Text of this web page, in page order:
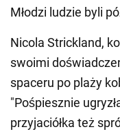
Młodzi ludzie byli
Nicola Strickland,
swoimi
spaceru po plaży
"Pośpiesznie
przyjaciółka też